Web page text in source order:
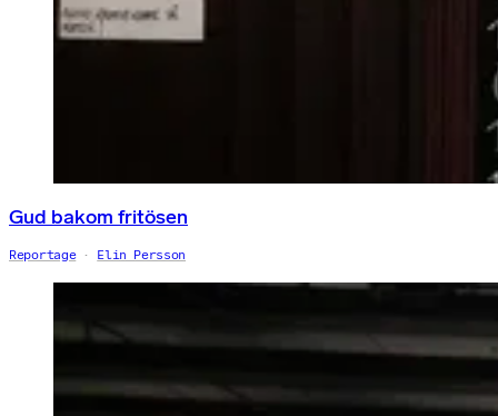
Gud bakom fritösen
Reportage Elin Persson